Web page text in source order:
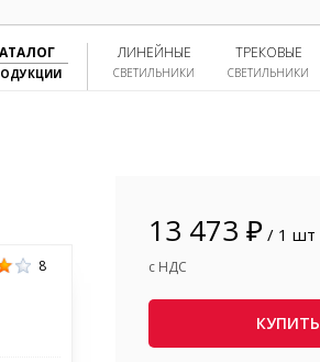
ТРЕКОВЫЕ
СВЕТИЛЬНИКИ
ЛИНЕЙНЫЕ
СВЕТИЛЬНИКИ
8
13 473 ₽ / 1 шт
с НДС
КУПИТЬ